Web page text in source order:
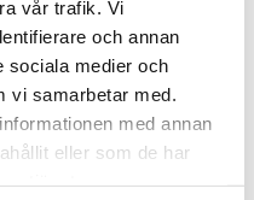
vår trafik. Vi
och annan
sociala medier och
vi samarbetar med.
med annan
eller som de har
Probe
punkteringstester, används
dynamometer